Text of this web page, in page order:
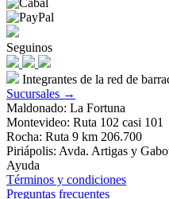
Seguinos
Integrantes de la red de
Sucursales →
Maldonado: La Fortuna
Montevideo: Ruta 102 casi 101
Rocha: Ruta 9 km 206.700
Piriápolis: Avda. Artigas y
Ayuda
Términos y condiciones
Preguntas frecuentes